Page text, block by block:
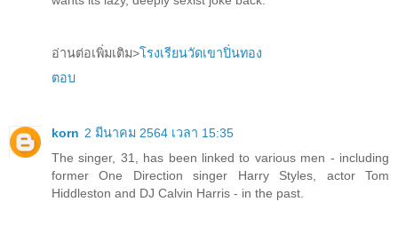
อ่านต่อเพิ่มเติม>โรงเรียนวัดเขาปิ่นทอง
ตอบ
korn 2 มีนาคม 2564 เวลา 15:35
The singer, 31, has been linked to various men - including
former One Direction singer Harry Styles, actor Tom
Hiddleston and DJ Calvin Harris - in the past.